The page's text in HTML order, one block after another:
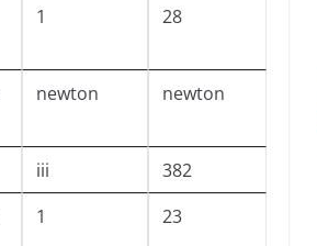
1 28
newton newton
iii
382
1 23